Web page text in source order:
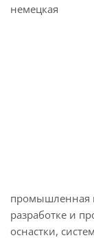
немецкая
промышленная
разработке и
оснастки,